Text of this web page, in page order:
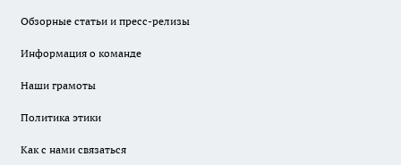
Обзорные статьи и пресс-релизы
Информация о команде
Наши грамоты
Политика этики
Как с нами связаться